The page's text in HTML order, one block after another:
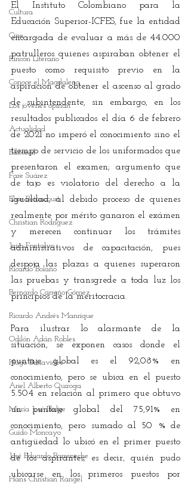
Cultura
Cine
Rincón Literario
Conoce el Magdalena
Los jóvenes opinan
Actualidad
Editorial
Fare Suárez
Elsie Betancourt
Christian Rodríguez
Jairo Fontalvo
Ricardo Bolaño
Bernardo Carreño Gómez
Ricardo Andrés Manrique
Odilón Adán Robles
Hugo Benavides
Ariel Alberto Quiroga
María José Illidge
Guido Moncayo
José Eduardo Barreneche
Hans Christian Rangel
El Instituto Colombiano para la
Educación Superior-ICFES, fue la entidad
encargada de evaluar a más de 44.000
patrulleros quienes aspiraban obtener el
puesto como requisito previo en la
aspiración de obtener el ascenso al grado
de subintendente, sin embargo, en los
resultados publicados el día 6 de febrero
de 2021 no imperó el conocimiento sino el
tiempo de servicio de los uniformados que
presentaron el examen; argumento que
de tajo es violatorio del derecho a la
igualdad, al debido proceso de quienes
realmente por mérito ganaron el exámen
y merecen continuar los trámites
administrativos de capacitación, pues
despoja las plazas a quienes superaron
las pruebas y transgrede a toda luz los
principios de la meritocracia.
Para ilustrar lo alarmante de la
situación, se exponen casos donde el
puntaje global es el 92,08% en
conocimiento, pero se ubica en el puesto
5.504 en relación al primero que obtuvo
un puntaje global del 75,91% en
conocimiento, pero sumado al 50 % de
antigüedad lo ubicó en el primer puesto
de los aspirantes; es decir, quién pudo
ubicarse en los primeros puestos por